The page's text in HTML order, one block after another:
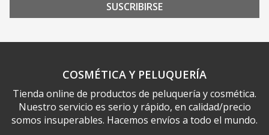
SUSCRIBIRSE
COSMÉTICA Y PELUQUERÍA
Tienda online de productos de peluquería y cosmética.
Nuestro servicio es serio y rápido, en calidad/precio
somos insuperables. Hacemos envíos a todo el mundo.